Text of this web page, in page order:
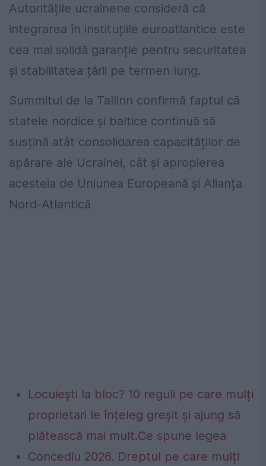
Autoritățile ucrainene consideră că
integrarea în instituțiile euroatlantice este
cea mai solidă garanție pentru securitatea
și stabilitatea țării pe termen lung.
Summitul de la Tallinn confirmă faptul că
statele nordice și baltice continuă să
susțină atât consolidarea capacităților de
apărare ale Ucrainei, cât și apropierea
acesteia de Uniunea Europeană și Alianța
Nord-Atlantică
Locuiești la bloc? 10 reguli pe care mulți
proprietari le înțeleg greșit și ajung să
plătească mai mult.Ce spune legea
Concediu 2026. Dreptul pe care mulți